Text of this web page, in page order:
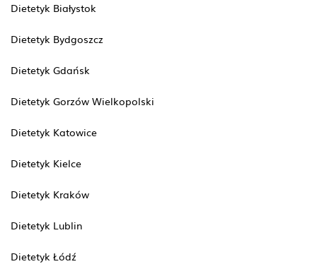
Dietetyk Białystok
Dietetyk Bydgoszcz
Dietetyk Gdańsk
Dietetyk Gorzów Wielkopolski
Dietetyk Katowice
Dietetyk Kielce
Dietetyk Kraków
Dietetyk Lublin
Dietetyk Łódź